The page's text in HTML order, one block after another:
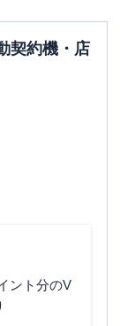
契約機・店
ント分のV